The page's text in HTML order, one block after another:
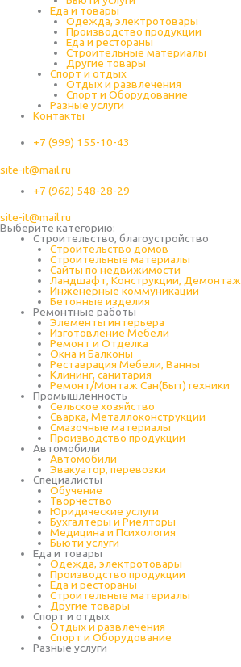
Еда и товары
Одежда, электротовары
Производство продукции
Еда и рестораны
Строительные материалы
Другие товары
Спорт и отдых
Отдых и развлечения
Спорт и Оборудование
Разные услуги
Контакты
+7 (999) 155-10-43
site-it@mail.ru
+7 (962) 548-28-29
site-it@mail.ru
Выберите категорию:
Строительство, благоустройство
Строительство домов
Строительные материалы
Сайты по недвижимости
Ландшафт, Конструкции, Демонтаж
Инженерные коммуникации
Бетонные изделия
Ремонтные работы
Элементы интерьера
Изготовление Мебели
Ремонт и Отделка
Окна и Балконы
Реставрация Мебели, Ванны
Клининг, санитария
Ремонт/Монтаж Сан(Быт)техники
Промышленность
Cельское хозяйство
Сварка, Металлоконструкции
Cмазочные материалы
Производство продукции
Автомобили
Автомобили
Эвакуатор, перевозки
Специалисты
Обучение
Творчество
Юридические услуги
Бухгалтеры и Риелторы
Медицина и Психология
Бьюти услуги
Еда и товары
Одежда, электротовары
Производство продукции
Еда и рестораны
Строительные материалы
Другие товары
Спорт и отдых
Отдых и развлечения
Спорт и Оборудование
Разные услуги